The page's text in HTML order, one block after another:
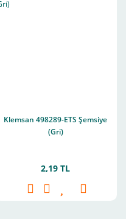
Klemsan 498289-ETS Şemsiye
(Gri)
2,19 TL